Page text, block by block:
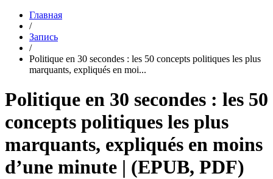
Главная
/
Запись
/
Politique en 30 secondes : les 50 concepts politiques les plus
marquants, expliqués en moi...
Politique en 30 secondes : les 50
concepts politiques les plus
marquants, expliqués en moins
d’une minute | (EPUB, PDF)